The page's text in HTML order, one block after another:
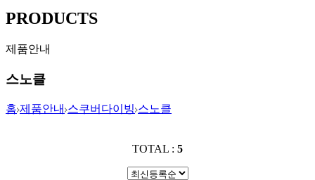
PRODUCTS
제품안내
스노클
홈 제품안내 스쿠버다이빙 스노클
TOTAL : 5